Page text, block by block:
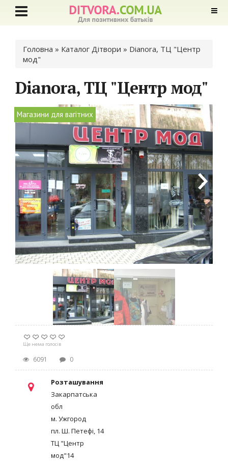
Ви є тут
Головна » Каталог Дітвори » Dianora, ТЦ "Центр
мод"
Dianora, ТЦ "Центр мод"
Магазини для вагітних
Ще нема голосів
6091 0
Розташування
Закарпатська
обл
м. Ужгород
пл. Ш. Петефі, 14
ТЦ "Центр
мод"14